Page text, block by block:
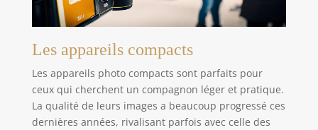
Les appareils compacts
Les appareils photo compacts sont parfaits pour
ceux qui cherchent un compagnon léger et pratique.
La qualité de leurs images a beaucoup progressé ces
dernières années, rivalisant parfois avec celle des